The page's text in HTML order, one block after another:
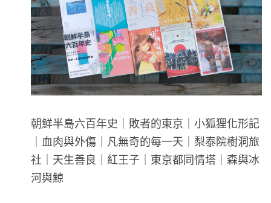
朝鮮半島六百年史｜敗者的東京｜小狐狸化形記
｜血肉與外傷｜凡無奇的每一天｜梨泰院樹洞旅
社｜天生善良｜紅王子｜東京都同情塔｜森與冰
河與鯨